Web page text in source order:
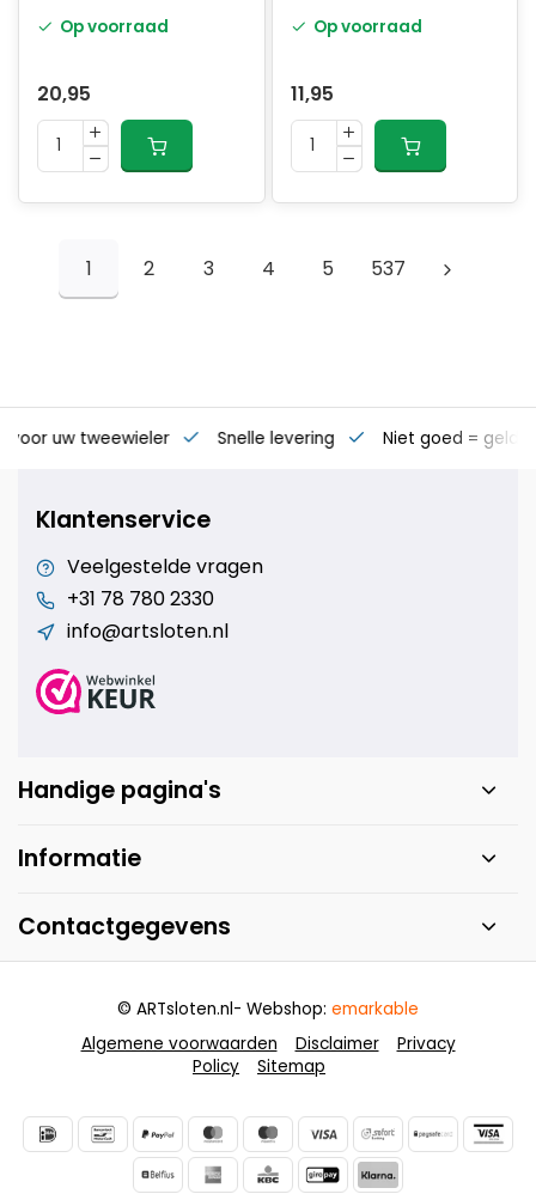
Op voorraad
20,95
Op voorraad
11,95
1 2 3 4 5 537
voor uw tweewieler Snelle levering Niet goed = geld
Klantenservice
Veelgestelde vragen
+31 78 780 2330
info@artsloten.nl
Handige pagina's
Informatie
Contactgegevens
Algemene voorwaarden Disclaimer
Privacy
Policy
Sitemap
© ARTsloten.nl- Webshop: emarkable